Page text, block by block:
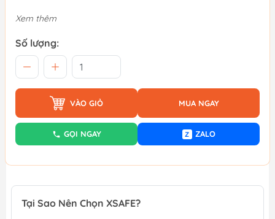
Xem thêm
Số lượng:
VÀO GIỎ MUA NGAY
GỌI NGAY Z ZALO
Tại Sao Nên Chọn XSAFE?